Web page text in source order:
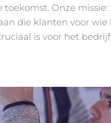
toekomst. Onze
die klanten voor wie
is voor het